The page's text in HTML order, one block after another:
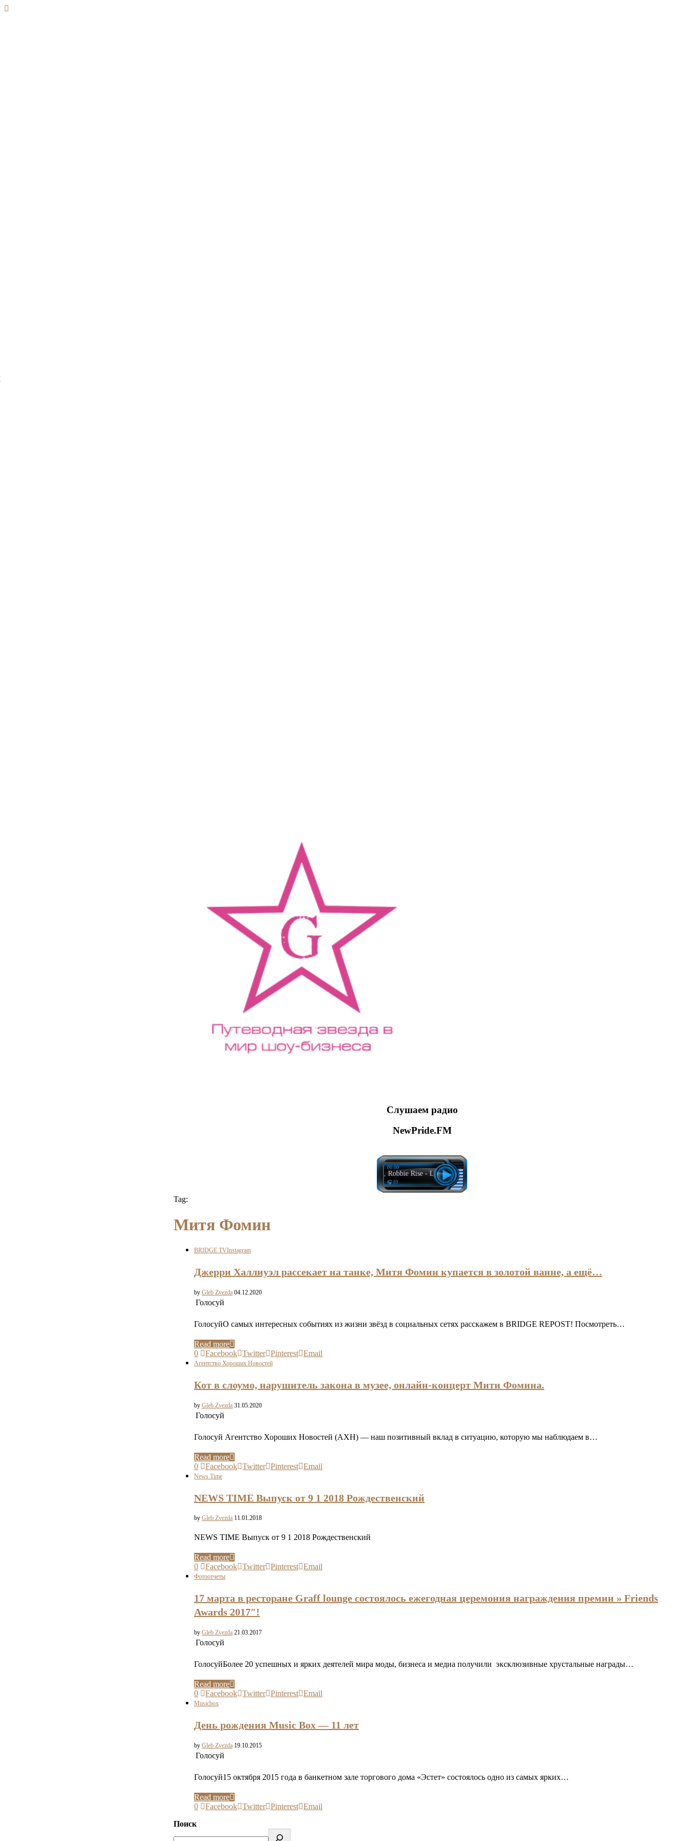
Слушаем радио
NewPride.FM
BLR, Robbie Rise - Lipstick
00:00
🎧 89
Tag:
Митя Фомин
BRIDGE TVInstagram
Джерри Халлиуэл рассекает на танке, Митя Фомин купается в золотой ванне, а ещё…
by Gleb Zvezda 04.12.2020
Голосуй
ГолосуйО самых интересных событиях из жизни звёзд в социальных сетях расскажем в BRIDGE REPOST! Посмотреть…
Read more
0
Facebook Twitter Pinterest Email
Агентство Хороших Новостей
Кот в слоумо, нарушитель закона в музее, онлайн-концерт Мити Фомина.
by Gleb Zvezda 31.05.2020
Голосуй
Голосуй Агентство Хороших Новостей (АХН) — наш позитивный вклад в ситуацию, которую мы наблюдаем в…
Read more
0
Facebook Twitter Pinterest Email
News Time
NEWS TIME Выпуск от 9 1 2018 Рождественский
by Gleb Zvezda 11.01.2018
NEWS TIME Выпуск от 9 1 2018 Рождественский
Read more
0
Facebook Twitter Pinterest Email
Фотоотчеты
17 марта в ресторане Graff lounge состоялось ежегодная церемония награждения премии » Friends
Awards 2017″!
by Gleb Zvezda 21.03.2017
Голосуй
ГолосуйБолее 20 успешных и ярких деятелей мира моды, бизнеса и медиа получили эксклюзивные хрустальные награды…
Read more
0
Facebook Twitter Pinterest Email
Musicbox
День рождения Music Box — 11 лет
by Gleb Zvezda 19.10.2015
Голосуй
Голосуй15 октября 2015 года в банкетном зале торгового дома «Эстет» состоялось одно из самых ярких…
Read more
0
Facebook Twitter Pinterest Email
Поиск